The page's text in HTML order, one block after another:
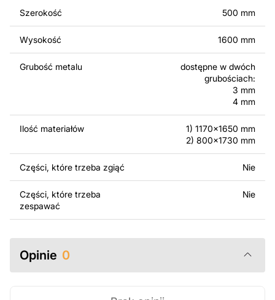
komercyjnego, w tym do sprzedaży produktów
wykonanych na podstawie tych projektów. Należy
jednak pamiętać, że odsprzedaż lub udostępnianie
oryginalnych bądź zmodyfikowanych plików jest
surowo zabronione.
Za dodatkową opłatą możemy dostosować projekt
poprzez dodanie tekstu, obrazów lub logo Twojej firmy
albo wprowadzenie innych modyfikacji według Twoich
potrzeb. Jeśli potrzebujesz indywidualnego projektu
metalowego produktu, skontaktuj się z nami.
Jeśli masz jakiekolwiek pytania lub potrzebujesz
pomocy, skontaktuj się z nami w dowolnym momencie –
zawsze chętnie pomożemy.
Szerokość 500 mm
Wysokość 1600 mm
Grubość metalu
dostępne w dwóch
grubościach:
3 mm
4 mm
Ilość materiałów
1) 1170x1650 mm
2) 800x1730 mm
Części, które trzeba zgiąć Nie
Części, które trzeba
zespawać
Nie
Opinie 0